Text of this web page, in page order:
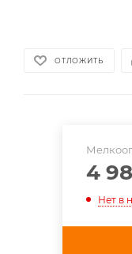
ОТЛОЖИТЬ
4
Нет в